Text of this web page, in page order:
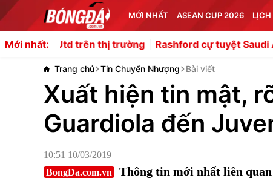
MỚI NHẤT ASEAN CUP 2026
Mới nhất:
Utd trên thị trường Rashford cự tuyệt Saudi Arabia vì
Trang chủ Tin Chuyển Nhượng Bài viết
Xuất hiện tin mật,
Guardiola đến
10:51 10/03/2019
BongDa.com.vn
Thông tin mới nhất liên